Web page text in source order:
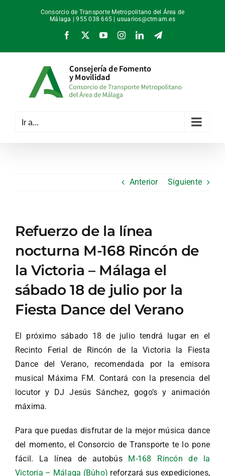
Consorcio de Transporte Metropolitano del Área de
Málaga | 955 038 665 | usuarios@ctmam.es
Facebook
X YouTubeInstagramLinkedInTelegram
Ir a...
Anterior Siguiente
Refuerzo de la línea
nocturna M-168 Rincón de
la Victoria – Málaga el
sábado 18 de julio por la
Fiesta Dance del Verano
El próximo sábado 18 de julio tendrá lugar en el
Recinto Ferial de Rincón de la Victoria la Fiesta
Dance del Verano, recomendada por la emisora
musical Máxima FM. Contará con la presencia del
locutor y DJ Jesús Sánchez, gogo’s y animación
máxima.
Para que puedas disfrutar de la mejor música dance
del momento, el Consorcio de Transporte te lo pone
fácil. La línea de autobús M-168 Rincón de la
Victoria – Málaga (Búho) reforzará sus expediciones,